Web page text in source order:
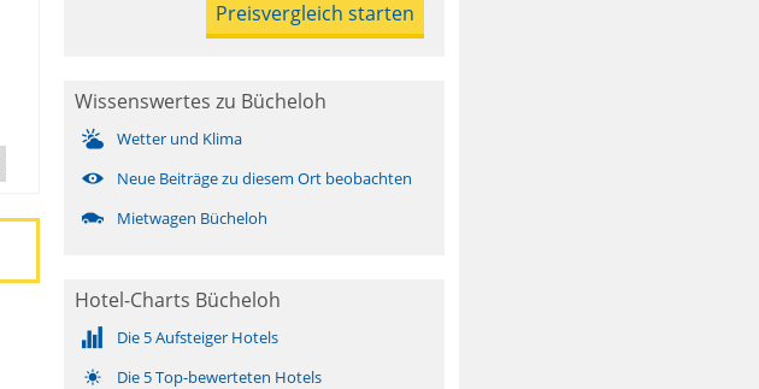
Wissenswertes zu Bücheloh
Wetter und Klima
Neue Beiträge zu diesem Ort beobachten
Mietwagen Bücheloh
Hotel-Charts Bücheloh
Die 5 Aufsteiger Hotels
Die 5 Top-bewerteten Hotels